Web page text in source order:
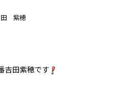
紫穂
吉田紫穂です